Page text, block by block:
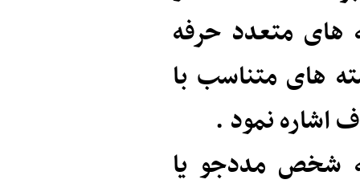
های متعدد حرفه
های متناسب با
نمود .
شخص مددجو یا